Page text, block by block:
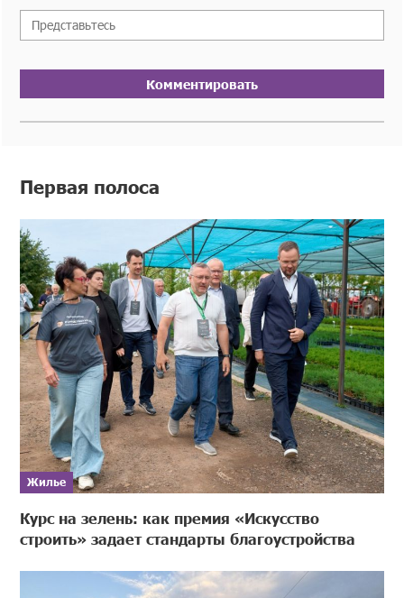
Комментировать
Первая полоса
Жилье
Курс на зелень: как премия «Искусство
строить» задает стандарты благоустройства